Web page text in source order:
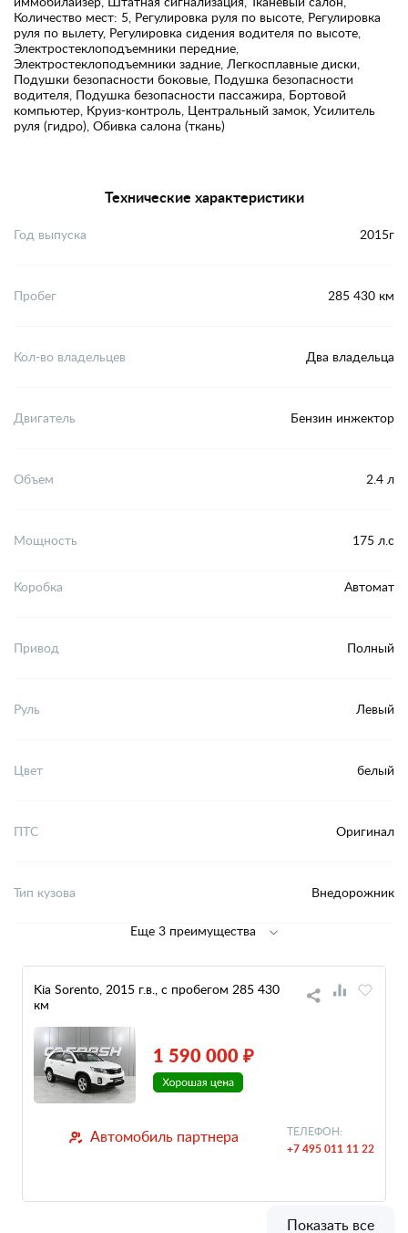
Количество мест: 5, Регулировка руля по высоте, Регулировка
руля по вылету, Регулировка сидения водителя по высоте,
Электростеклоподъемники передние,
Электростеклоподъемники задние, Легкосплавные диски,
Подушки безопасности боковые, Подушка безопасности
водителя, Подушка безопасности пассажира, Бортовой
компьютер, Круиз-контроль, Центральный замок, Усилитель
руля (гидро), Обивка салона (ткань)
Технические характеристики
Год выпуска 2015г
Пробег 285 430 км
Кол-во владельцев Два владельца
Двигатель Бензин инжектор
Объем 2.4 л
Мощность 175 л.с
Коробка Автомат
Привод Полный
Руль Левый
Цвет белый
ПТС Оригинал
Тип кузова Внедорожник
Еще 3 преимущества
Kia Sorento, 2015 г.в., с пробегом 285 430
км
1 590 000 ₽
Автомобиль партнера ТЕЛЕФОН:
+7 495 011 11 22
Показать все